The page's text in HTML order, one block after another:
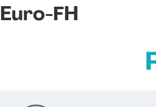
Euro-FH